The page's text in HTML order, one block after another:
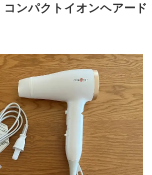
ンパクトイオンヘアード